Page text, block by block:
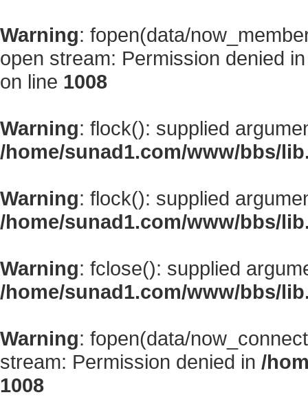
Warning: fopen(data/
open stream: Permission denied
on line 1008
Warning: flock(): supplied
/home/sunad1.com/www/bbs/
Warning: flock(): supplied
/home/sunad1.com/www/bbs/
Warning: fclose(): supplied
/home/sunad1.com/www/bbs/
Warning: fopen(data/
stream: Permission denied in /
1008